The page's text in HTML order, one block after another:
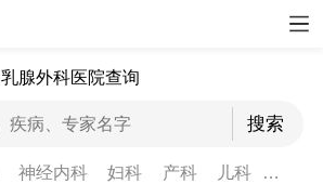
乳腺外科医院查询
神经内科 妇科 产科 儿科 妇产科